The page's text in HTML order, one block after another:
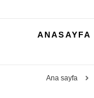
ANASAYFA
Ana sayfa